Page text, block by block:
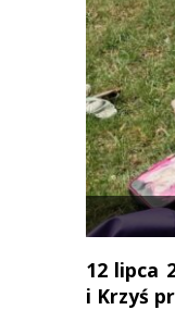
12 lipca
i Krzyś